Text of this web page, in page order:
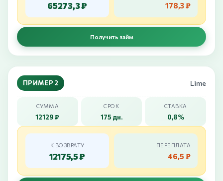
65273,3 ₽ 178,3 ₽
Получить займ
ПРИМЕР 2 Lime
СУММА
12129 ₽
СРОК
175 дн.
СТАВКА
0,8%
К ВОЗВРАТУ
12175,5 ₽
ПЕРЕПЛАТА
46,5 ₽